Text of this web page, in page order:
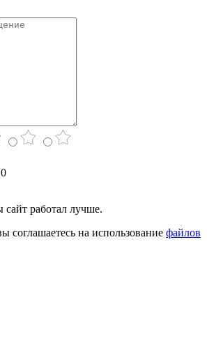
работал лучше.
соглашаетесь на использование файлов